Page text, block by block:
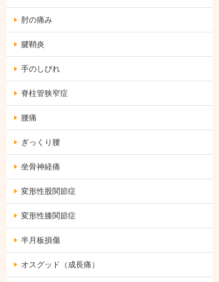
肘の痛み
腱鞘炎
手のしびれ
脊柱管狭窄症
腰痛
ぎっくり腰
坐骨神経痛
変形性股関節症
変形性膝関節症
半月板損傷
オスグッド（成長痛）